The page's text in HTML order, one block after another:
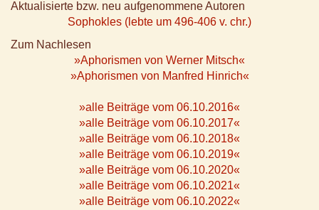
Aktualisierte bzw. neu aufgenommene Autoren
Sophokles (lebte um 496-406 v. chr.)
Zum Nachlesen
»Aphorismen von Werner Mitsch«
»Aphorismen von Manfred Hinrich«
»alle Beiträge vom 06.10.2016«
»alle Beiträge vom 06.10.2017«
»alle Beiträge vom 06.10.2018«
»alle Beiträge vom 06.10.2019«
»alle Beiträge vom 06.10.2020«
»alle Beiträge vom 06.10.2021«
»alle Beiträge vom 06.10.2022«